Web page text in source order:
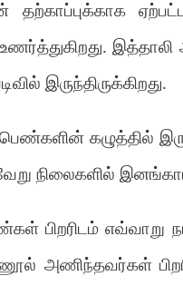
தற்காப்புக்காக
இருந்திருக்கிறது.
கழுத்தில்
நிலைகளில்
பிறரிடம்
அணிந்தவர்கள்